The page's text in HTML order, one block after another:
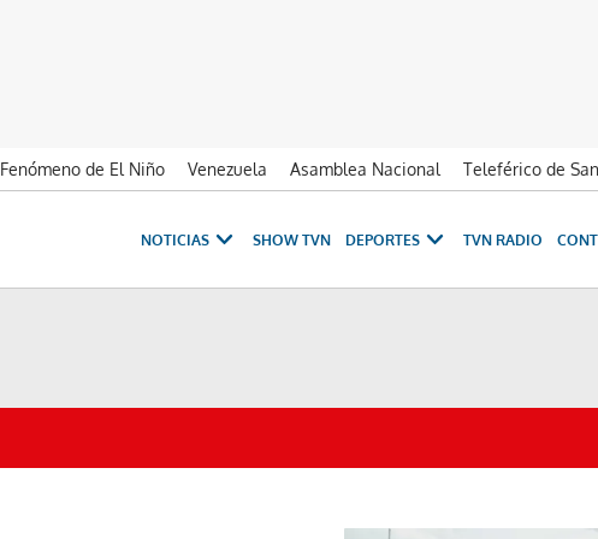
Fenómeno de El Niño Venezuela Asamblea Nacional Teleférico de
NOTICIAS SHOW TVN DEPORTES TVN RADIO